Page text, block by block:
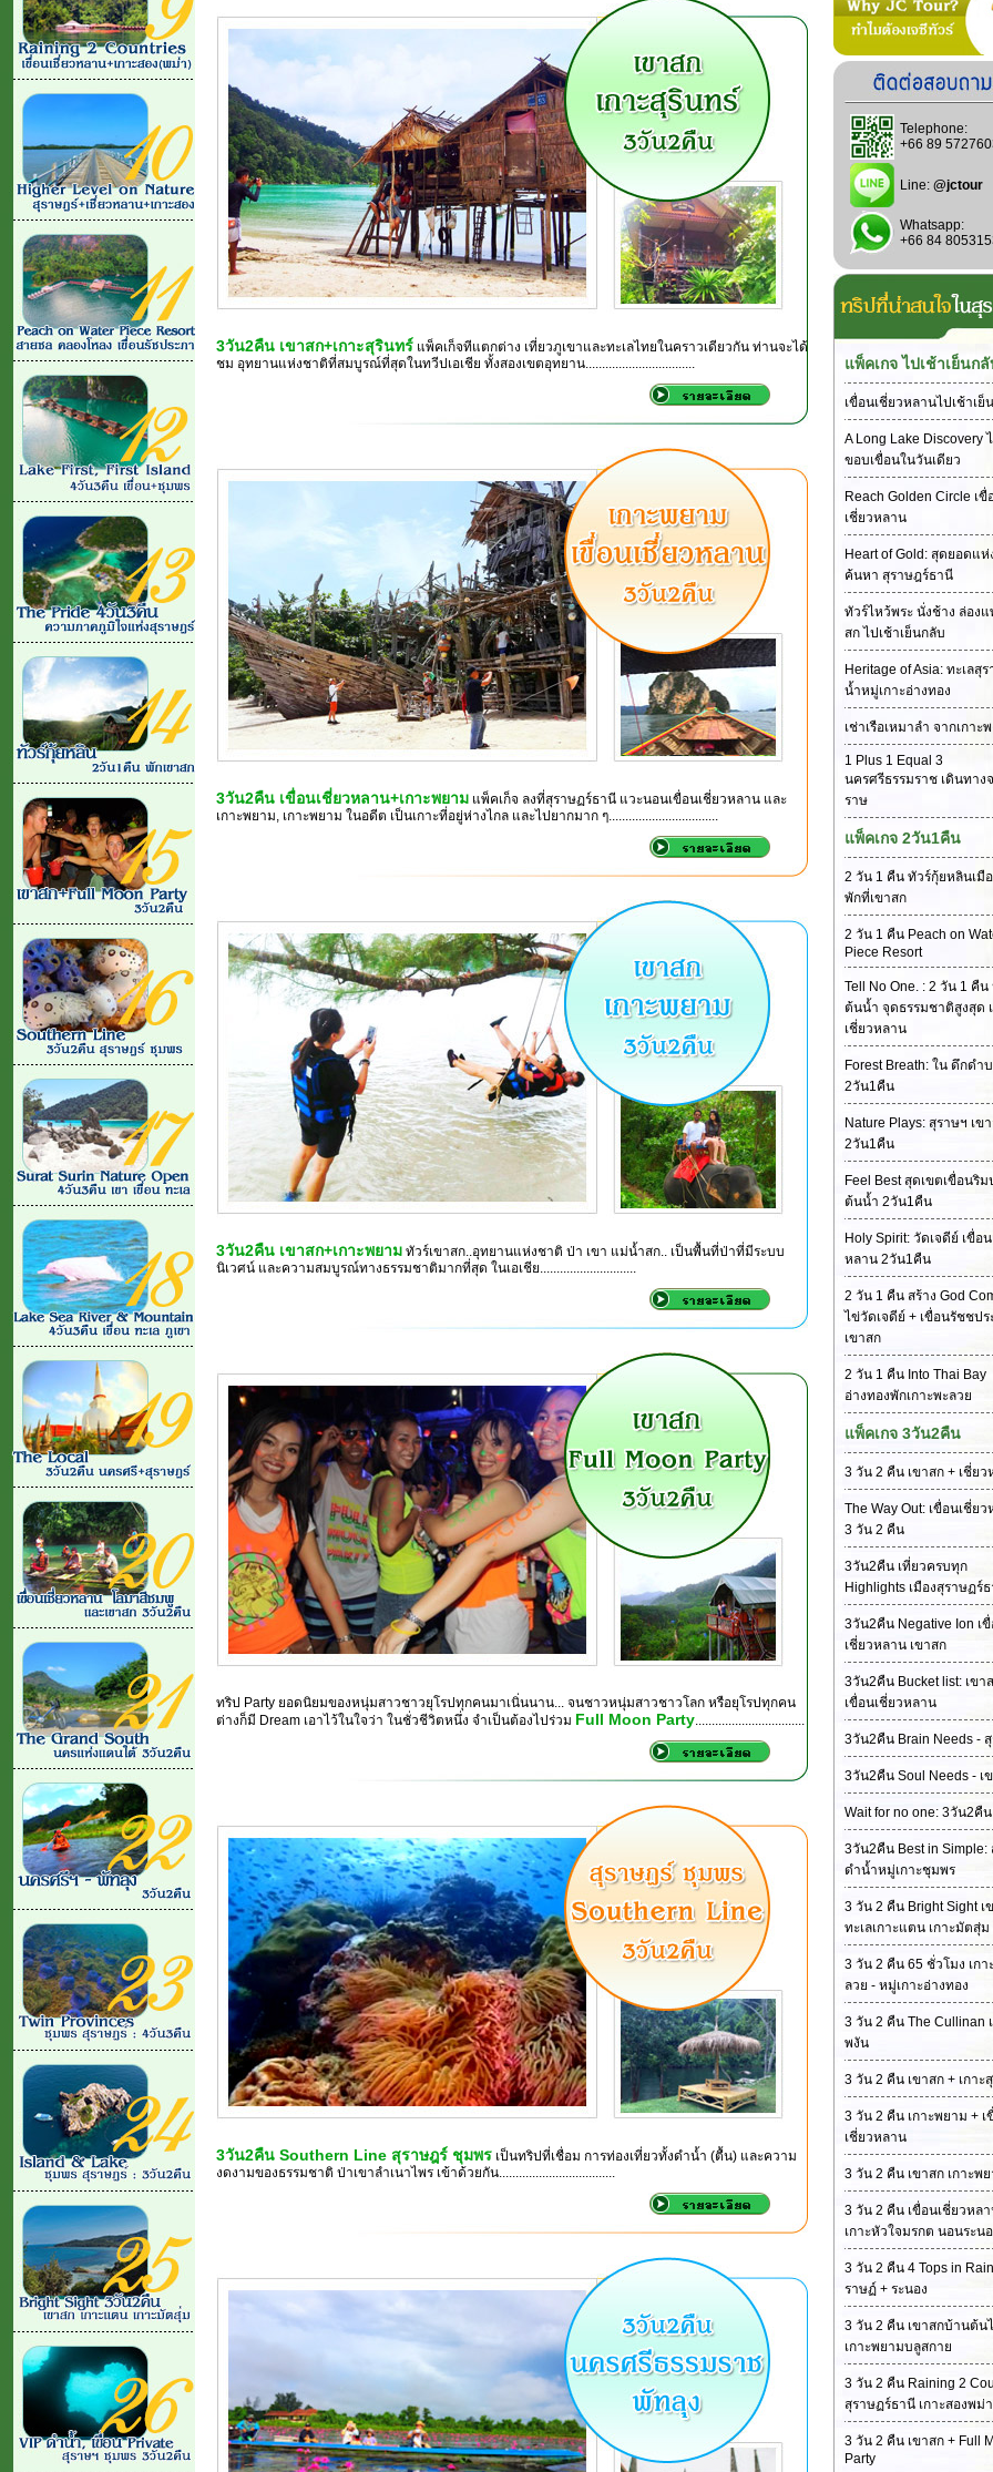
3วัน2คืน เขาสก+เกาะสุรินทร์ แพ็คเก็จทีแตกต่าง เที่ยวภูเขาและทะเลไทยในคราวเดียวกัน ท่านจะได้
ชม อุทยานแห่งชาติที่สมบูรณ์ที่สุดในทวีปเอเชีย ทั้งสองเขตอุทยาน.................................
3วัน2คืน เขื่อนเชี่ยวหลาน+เกาะพยาม แพ็คเก็จ ลงที่สุราษฏร์ธานี แวะนอนเขื่อนเชี่ยวหลาน และ
เกาะพยาม, เกาะพยาม ในอดีต เป็นเกาะที่อยู่ห่างไกล และไปยากมาก ๆ.................................
3วัน2คืน เขาสก+เกาะพยาม ทัวร์เขาสก..อุทยานแห่งชาติ ป่า เขา แม่น้ำสก.. เป็นพื้นที่ป่าที่มีระบบ
นิเวศน์ และความสมบูรณ์ทางธรรมชาติมากที่สุด ในเอเชีย.............................
ทริป Party ยอดนิยมของหนุ่มสาวชาวยุโรปทุกคนมาเนิ่นนาน... จนชาวหนุ่มสาวชาวโลก หรือยุโรปทุกคน
ต่างก็มี Dream เอาไว้ในใจว่า ในชั่วชีวิตหนึ่ง จำเป็นต้องไปร่วม Full Moon Party
3วัน2คืน Southern Line สุราษฎร์ ชุมพร เป็นทริปที่เชื่อม การท่องเที่ยวทั้งดำน้ำ (ตื้น) และความ
งดงามของธรรมชาติ ป่าเขาลำเนาไพร เข้าด้วยกัน...................................
Telephone:
+66 89
Line: @jctour
Whatsapp:
+66 84
แพ็คเกจ ไปเช้าเย็นก
เขื่อนเชี่ยวหลานไปเช้าเย็
A Long Lake Discovery
ขอบเขื่อนในวันเดียว
Reach Golden Circle เขื่
เชี่ยวหลาน
Heart of Gold: สุดยอดแห่
ค้นหา สุราษฎร์ธานี
ทัวร์ไหว้พระ นั่งช้าง ล่องแ
สก ไปเช้าเย็นกลับ
Heritage of Asia: ทะเลสุ
น้ำหมู่เกาะอ่างทอง
เช่าเรือเหมาลำ จากเกาะ
1 Plus 1 Equal 3
นครศรีธรรมราช เดินทาง
ราษ
แพ็คเกจ 2วัน1คืน
2 วัน 1 คืน ทัวร์กุ้ยหลินเมื
พักที่เขาสก
2 วัน 1 คืน Peach on
Piece Resort
Tell No One. : 2 วัน 1 คืน
ต้นน้ำ จุดธรรมชาติสูงสุด
เชี่ยวหลาน
Forest Breath: ใน ดึกดำ
2วัน1คืน
Nature Plays: สุราษฯ เข
2วัน1คืน
Feel Best สุดเขตเขื่อนริม
ต้นน้ำ 2วัน1คืน
Holy Spirit: วัดเจดีย์ เขื่อ
หลาน 2วัน1คืน
2 วัน 1 คืน สร้าง God
ไข่วัดเจดีย์ + เขื่อนรัชชปร
เขาสก
2 วัน 1 คืน Into Thai Bay
อ่างทองพักเกาะพะลวย
แพ็คเกจ 3วัน2คืน
3 วัน 2 คืน เขาสก + เชี่ยว
The Way Out: เขื่อนเชี่ย
3 วัน 2 คืน
3วัน2คืน เที่ยวครบทุก
Highlights เมืองสุราษฏร์
3วัน2คืน Negative Ion เ
เชี่ยวหลาน เขาสก
3วัน2คืน Bucket list: เขา
เขื่อนเชี่ยวหลาน
3วัน2คืน Brain Needs -
3วัน2คืน Soul Needs - เ
Wait for no one: 3วัน2คืน
3วัน2คืน Best in Simple:
ดำน้ำหมู่เกาะชุมพร
3 วัน 2 คืน Bright Sight เ
ทะเลเกาะแตน เกาะมัตสุ่ม
3 วัน 2 คืน 65 ชั่วโมง เกา
ลวย - หมู่เกาะอ่างทอง
3 วัน 2 คืน The Cullinan
พงัน
3 วัน 2 คืน เขาสก + เกาะ
3 วัน 2 คืน เกาะพยาม + เ
เชี่ยวหลาน
3 วัน 2 คืน เขาสก เกาะพ
3 วัน 2 คืน เขื่อนเชี่ยวหล
เกาะหัวใจมรกต นอนระน
3 วัน 2 คืน 4 Tops in
ราษฏ์ + ระนอง
3 วัน 2 คืน เขาสกบ้านต้น
เกาะพยามบลูสกาย
3 วัน 2 คืน Raining 2
สุราษฏร์ธานี เกาะสองพม่า
3 วัน 2 คืน เขาสก + Full
Party